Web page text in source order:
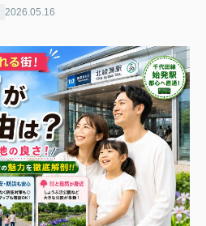
2026.05.16